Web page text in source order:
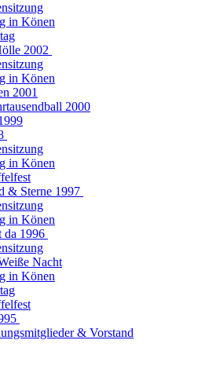
in Könen
2002
in Könen
2001
2000
in Könen
& Sterne 1997
in Könen
1996
Nacht
in Könen
& Vorstand